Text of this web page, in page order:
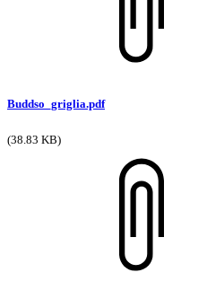
Buddso_griglia.pdf
(38.83 KB)